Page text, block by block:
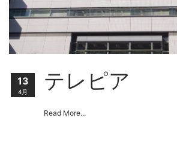
テレピア
Read More...
13
4月